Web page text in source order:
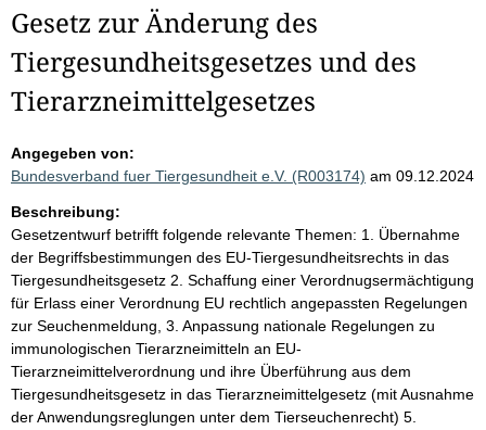
Gesetz zur Änderung des
Tiergesundheitsgesetzes und des
Tierarzneimittelgesetzes
Angegeben von:
Bundesverband fuer Tiergesundheit e.V. (R003174) am 09.12.2024
Beschreibung:
Gesetzentwurf betrifft folgende relevante Themen: 1. Übernahme
der Begriffsbestimmungen des EU-Tiergesundheitsrechts in das
Tiergesundheitsgesetz 2. Schaffung einer Verordnugsermächtigung
für Erlass einer Verordnung EU rechtlich angepassten Regelungen
zur Seuchenmeldung, 3. Anpassung nationale Regelungen zu
immunologischen Tierarzneimitteln an EU-
Tierarzneimittelverordnung und ihre Überführung aus dem
Tiergesundheitsgesetz in das Tierarzneimittelgesetz (mit Ausnahme
der Anwendungsreglungen unter dem Tierseuchenrecht) 5.